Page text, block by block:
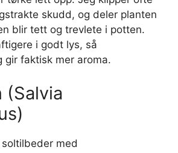
skudd, og deler planten
blir tett og trevlete i potten.
i godt lys, så
gir faktisk mer aroma.
(Salvia
med